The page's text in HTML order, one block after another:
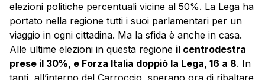
elezioni politiche percentuali vicine al 50%. La Lega ha
portato nella regione tutti i suoi parlamentari per un
viaggio in ogni cittadina. Ma la sfida è anche in casa.
Alle ultime elezioni in questa regione il centrodestra
prese il 30%, e Forza Italia doppiò la Lega, 16 a 8. In